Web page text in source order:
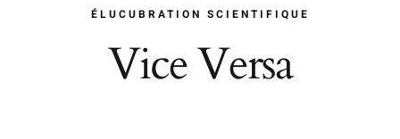
ÉLUCUBRATION SCIENTIFIQUE
Vice Versa